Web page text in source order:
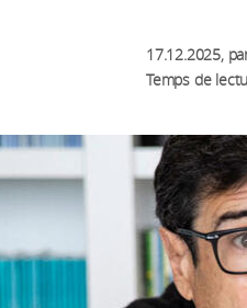
17.12.2025,
Temps de